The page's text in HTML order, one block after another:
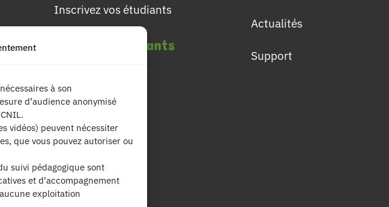
à son
d’audience anonymisé
vidéos) peuvent nécessiter
que vous pouvez autoriser ou
suivi pédagogique sont
et d’accompagnement
exploitation
Inscrivez vos étudiants
Pour les étudiants
Les tarifs
Actualités
Support